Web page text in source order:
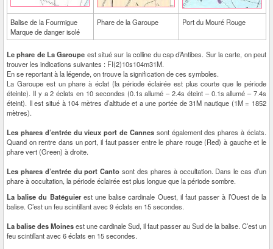
Balise de la Fourmigue
Marque de danger isolé
Phare de la Garoupe Port du Mouré Rouge
Le phare de La Garoupe est situé sur la colline du cap d’Antibes. Sur la carte, on peut
trouver les indications suivantes : FI(2)10s104m31M.
En se reportant à la légende, on trouve la signification de ces symboles.
La Garoupe est un phare à éclat (la période éclairée est plus courte que le période
éteinte). Il y a 2 éclats en 10 secondes (0.1s allumé – 2.4s éteint – 0.1s allumé – 7.4s
éteint). Il est situé à 104 mètres d’altitude et a une portée de 31M nautique (1M = 1852
mètres).
Les phares d’entrée du vieux port de Cannes sont également des phares à éclats.
Quand on rentre dans un port, il faut passer entre le phare rouge (Red) à gauche et le
phare vert (Green) à droite.
Les phares d’entrée du port Cantosont des phares à occultation. Dans le cas d’un
phare à occultation, la période éclairée est plus longue que la période sombre.
La balise du Batéguier est une balise cardinale Ouest, il faut passer à l’Ouest de la
balise. C’est un feu scintillant avec 9 éclats en 15 secondes.
La balise des Moinesest une cardinale Sud, il faut passer au Sud de la balise. C’est un
feu scintillant avec 6 éclats en 15 secondes.